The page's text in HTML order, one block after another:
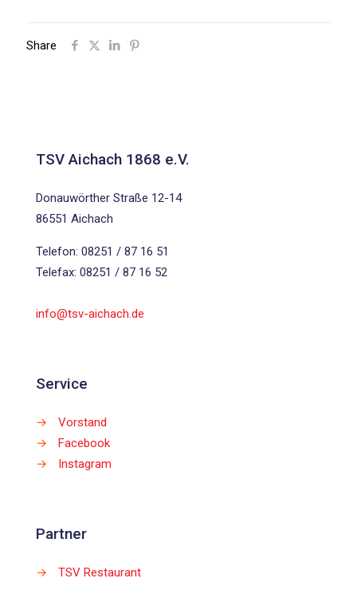
Share
TSV Aichach 1868 e.V.
Donauwörther Straße 12-14
86551 Aichach
Telefon: 08251 / 87 16 51
Telefax: 08251 / 87 16 52
info@tsv-aichach.de
Service
→
Vorstand
→
Facebook
→
Instagram
Partner
→ TSV Restaurant